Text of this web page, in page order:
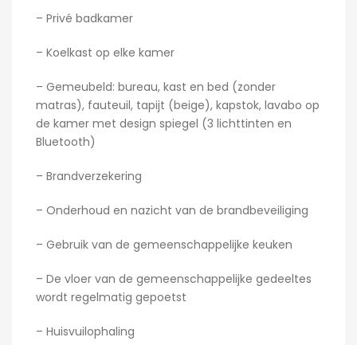
– Privé badkamer
– Koelkast op elke kamer
– Gemeubeld: bureau, kast en bed (zonder
matras), fauteuil, tapijt (beige), kapstok, lavabo op
de kamer met design spiegel (3 lichttinten en
Bluetooth)
– Brandverzekering
– Onderhoud en nazicht van de brandbeveiliging
– Gebruik van de gemeenschappelijke keuken
– De vloer van de gemeenschappelijke gedeeltes
wordt regelmatig gepoetst
– Huisvuilophaling